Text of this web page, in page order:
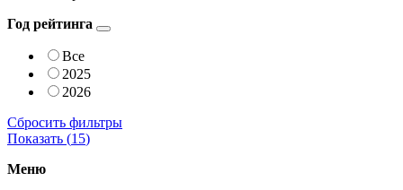
Год рейтинга
Все
2025
2026
Сбросить фильтры
Показать (15)
Меню